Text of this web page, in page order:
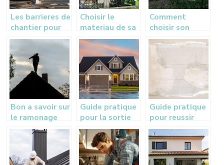
Les barrieres de
chantier pour
les entreprises
Choisir le
materiau de sa
toiture
Comment
choisir son
entreprise de
ravalement de
facade a
Toulon ?
Bon a savoir sur
le ramonage
des systemes
de chauffage
Guide pratique
pour la sortie
de toiture VMC
: utilite, prix et
choix
d’installation
Guide pratique
pour reussir
votre projet de
renovation
etape par
etape